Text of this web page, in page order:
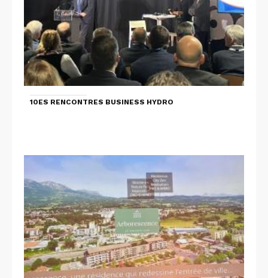
10ES RENCONTRES BUSINESS HYDRO